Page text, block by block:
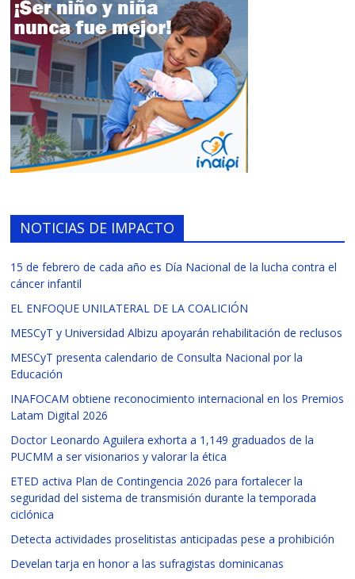
NOTICIAS DE IMPACTO
15 de febrero de cada año es Día Nacional de la lucha contra el
cáncer infantil
EL ENFOQUE UNILATERAL DE LA COALICIÓN
MESCyT y Universidad Albizu apoyarán rehabilitación de reclusos
MESCyT presenta calendario de Consulta Nacional por la
Educación
INAFOCAM obtiene reconocimiento internacional en los Premios
Latam Digital 2026
Doctor Leonardo Aguilera exhorta a 1,149 graduados de la
PUCMM a ser visionarios y valorar la ética
ETED activa Plan de Contingencia 2026 para fortalecer la
seguridad del sistema de transmisión durante la temporada
ciclónica
Detecta actividades proselitistas anticipadas pese a prohibición
Develan tarja en honor a las sufragistas dominicanas